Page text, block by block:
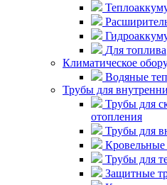
Для топлива
Климатическое
Водяные
Трубы для
Трубы для
отопления
Трубы для
Кровельные
Трубы для
Защитные